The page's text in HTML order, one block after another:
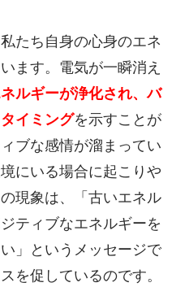
たち自身の心身のエネ
ます。電気が一瞬消え
ルギーが浄化され、バ
イミングを示すことが
ブな感情が溜まってい
にいる場合に起こりや
現象は、「古いエネル
ティブなエネルギーを
」というメッセージで
を促しているのです。